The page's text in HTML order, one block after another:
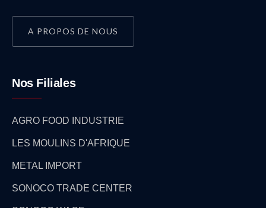
A PROPOS DE NOUS
Nos Filiales
AGRO FOOD INDUSTRIE
LES MOULINS D'AFRIQUE
METAL IMPORT
SONOCO TRADE CENTER